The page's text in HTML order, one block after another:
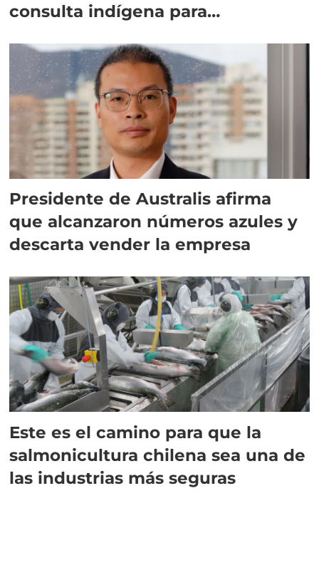
consulta indígena para
Presidente de Australis afirma
que alcanzaron números azules y
descarta vender la empresa
Este es el camino para que la
salmonicultura chilena sea una de
las industrias más seguras